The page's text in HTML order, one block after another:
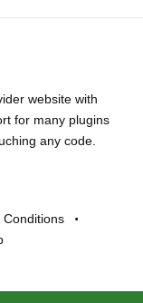
website with
for many plugins
any code.
Conditions